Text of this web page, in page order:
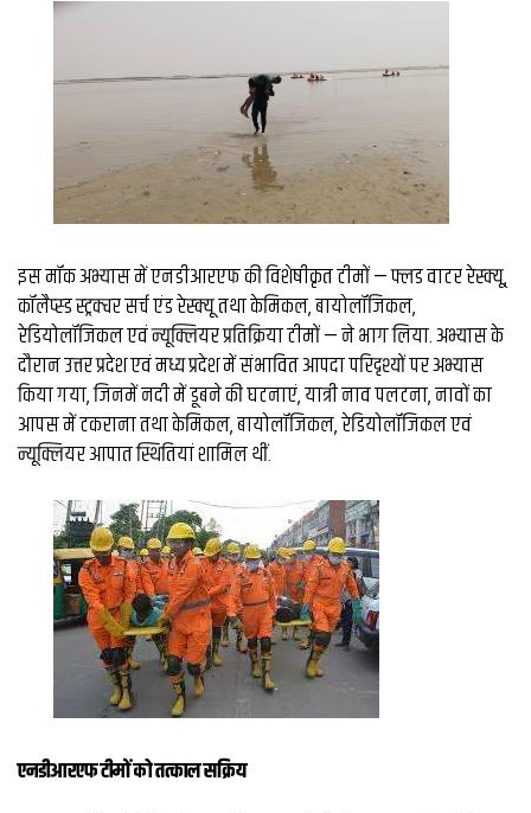
इस मॉक अभ्यास में एनडीआरएफ की विशेषीकृत टीमों — फ्लड वाटर रेस्क्यू,
कॉलैप्स्ड स्ट्रक्चर सर्च एंड रेस्क्यू तथा केमिकल, बायोलॉजिकल,
रेडियोलॉजिकल एवं न्यूक्लियर प्रतिक्रिया टीमों — ने भाग लिया. अभ्यास के
दौरान उत्तर प्रदेश एवं मध्य प्रदेश में संभावित आपदा परिदृश्यों पर अभ्यास
किया गया, जिनमें नदी में डूबने की घटनाएं, यात्री नाव पलटना, नावों का
आपस में टकराना तथा केमिकल, बायोलॉजिकल, रेडियोलॉजिकल एवं
न्यूक्लियर आपात स्थितियां शामिल थीं.
एनडीआरएफ टीमों को तत्काल सक्रिय